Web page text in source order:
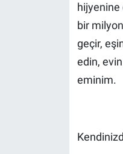
hijyenine
bir
geçir,
edin,
eminim.